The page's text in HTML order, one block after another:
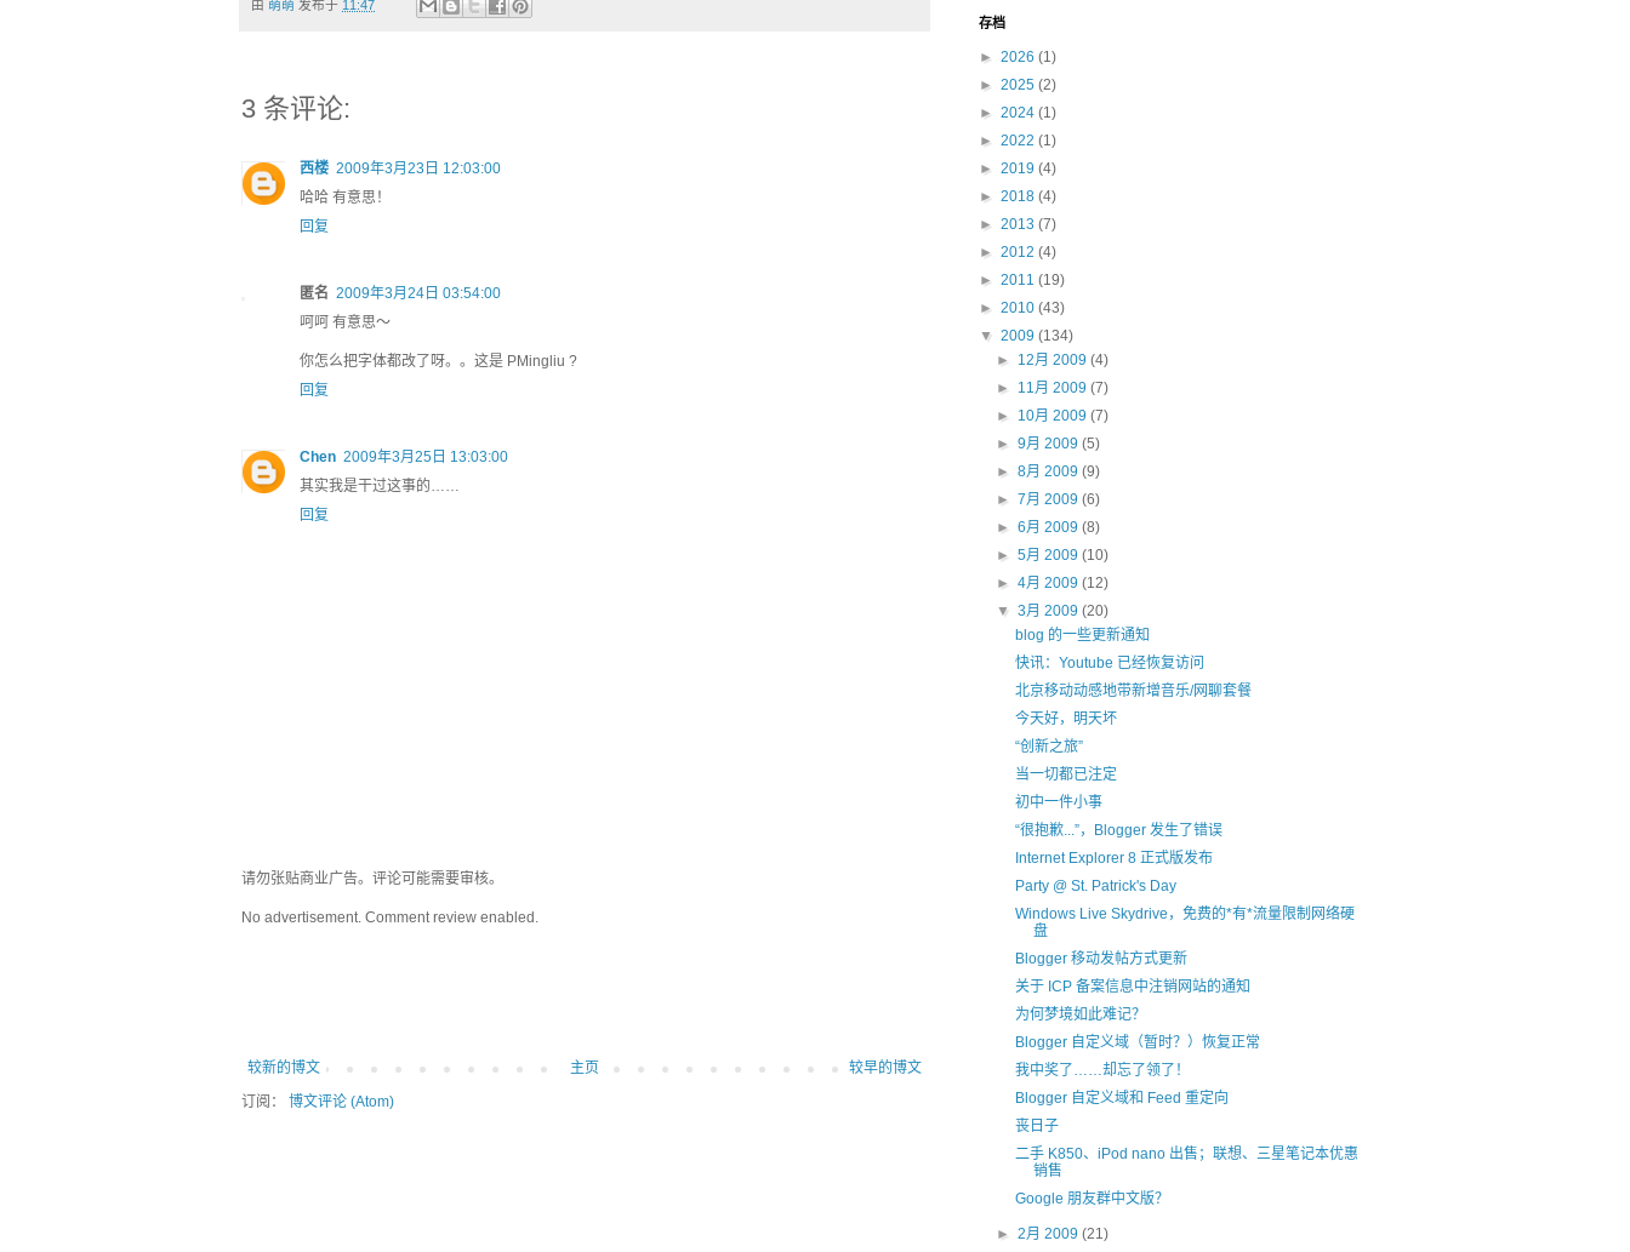
由 萌萌 发布于 11:47
3 条评论:
西楼 2009年3月23日 12:03:00
哈哈 有意思！
回复
匿名 2009年3月24日 03:54:00
呵呵 有意思～
你怎么把字体都改了呀。。这是 PMingliu ?
回复
Chen 2009年3月25日 13:03:00
其实我是干过这事的……
回复
请勿张贴商业广告。评论可能需要审核。
No advertisement. Comment review enabled.
较新的博文 较早的博文
主页
订阅： 博文评论 (Atom)
存档
► 2026 (1)
► 2025 (2)
► 2024 (1)
► 2022 (1)
► 2019 (4)
► 2018 (4)
► 2013 (7)
► 2012 (4)
► 2011 (19)
► 2010 (43)
▼ 2009 (134)
► 12月 2009(4)
► 11月 2009(7)
► 10月 2009(7)
►9月 2009(5)
►8月 2009(9)
►7月 2009(6)
►6月 2009(8)
►5月 2009(10)
►4月 2009(12)
▼3月 2009(20)
blog 的一些更新通知
快讯：Youtube 已经恢复访问
北京移动动感地带新增音乐/网聊套餐
今天好，明天坏
“创新之旅”
当一切都已注定
初中一件小事
“很抱歉...”，Blogger 发生了错误
Internet Explorer 8 正式版发布
Party @ St. Patrick's Day
Windows Live Skydrive，免费的*有*流量限制网络硬
盘
Blogger 移动发帖方式更新
关于 ICP 备案信息中注销网站的通知
为何梦境如此难记？
Blogger 自定义域（暂时？）恢复正常
我中奖了……却忘了领了！
Blogger 自定义域和 Feed 重定向
丧日子
二手 K850、iPod nano 出售；联想、三星笔记本优惠
销售
Google 朋友群中文版？
►2月 2009(21)